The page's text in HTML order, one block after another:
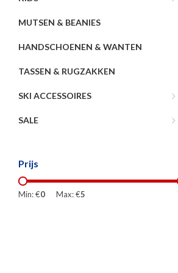
MUTSEN & BEANIES
HANDSCHOENEN & WANTEN
TASSEN & RUGZAKKEN
SKI ACCESSOIRES
SALE
Prijs
Min: €0 Max: €5